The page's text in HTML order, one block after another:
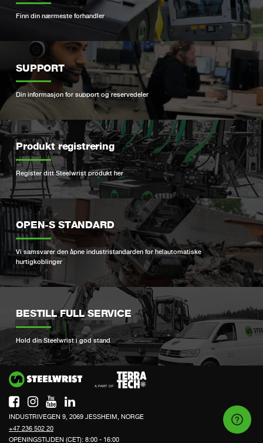
Finn din nærmeste forhandler
SUPPORT
Din informasjon for support og reservedeler
Produkt registrering
Register ditt Steelwrist produkt her
OPEN-S STANDARD
Vi samsvarer den åpne industristandarden for helautomatiske
hurtigkoblinger
BESTILL FULL SERVICE
Hold din Steelwrist i god stand
INDUSTRIVEGEN 9, 2069 JESSHEIM, NORGE
+47 236 502 20
OPENINGSTIJDEN (CET): 8:00 - 16:00